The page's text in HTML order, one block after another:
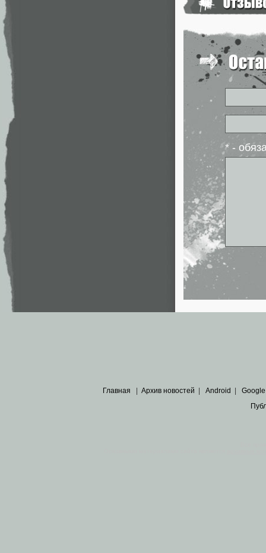
* -
Главная | Архив новостей | Android | Google